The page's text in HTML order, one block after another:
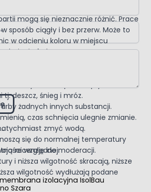
mogą się nieznacznie różnić. Prace
sposób ciągły i bez przerw. Może to
w odcieniu koloru w miejscu
farby.
kontynuować po wyschnięciu
należy chronić przed wpływami
deszcz, śnieg i mróz.
żadnych innych substancji.
czas schnięcia ulegnie zmianie.
zmyć wodą.
się do normalnej temperatury
względnej.
i niższa wilgotność skracają, niższe
wilgotność wydłużają podane
recenzję do moderacji.
izolacyjna IsolBau
Szara